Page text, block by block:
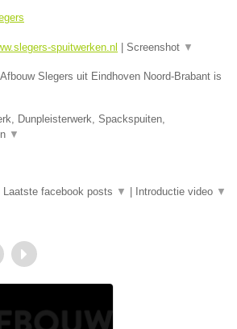
spuitwerken.nl Screenshot ▼
Slegers uit Eindhoven Noord-Brabant is
Dunpleisterwerk, Spackspuiten,
▼
Laatste facebook posts ▼ Introductie video ▼